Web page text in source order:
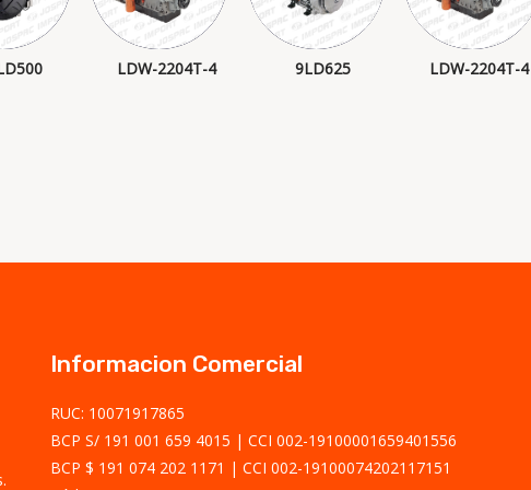
LDW-2204T-4 9LD625 LDW-2204T-4
Informacion Comercial
RUC: 10071917865
BCP S/ 191 001 659 4015
CCI 002-19100001659401556
BCP $ 191 074 202 1171
CCI 002-19100074202117151